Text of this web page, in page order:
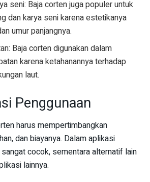
seni: Baja corten juga populer untuk
dan karya seni karena estetikanya
umur panjangnya.
Baja corten digunakan dalam
karena ketahanannya terhadap
laut.
Penggunaan
harus mempertimbangkan
dan biayanya. Dalam aplikasi
cocok, sementara alternatif lain
lainnya.